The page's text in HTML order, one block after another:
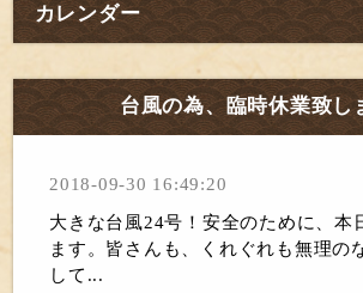
カレンダー
台風の為、臨時休業致し
2018-09-30 16:49:20
大きな台風24号！安全のために、本
ます。皆さんも、くれぐれも無理の
して...